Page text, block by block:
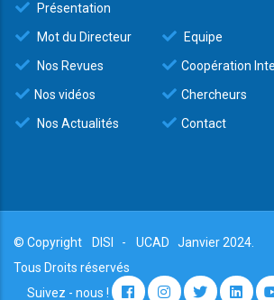
Présentation
Mot du Directeur
Nos Revues
Nos vidéos
Nos Actualités
Equipe
Coopération
Chercheurs
Contact
© Copyright DISI - UCAD
Janvier 2024.
Tous Droits réservés
Suivez - nous !